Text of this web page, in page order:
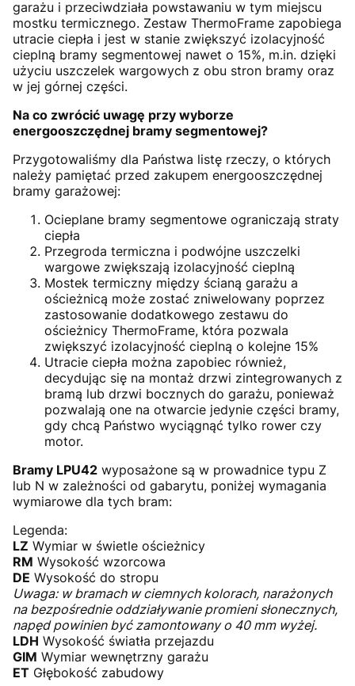
garażu i przeciwdziała powstawaniu w tym miejscu
mostku termicznego. Zestaw ThermoFrame zapobiega
utracie ciepła i jest w stanie zwiększyć izolacyjność
cieplną bramy segmentowej nawet o 15%, m.in. dzięki
użyciu uszczelek wargowych z obu stron bramy oraz
w jej górnej części.
Na co zwrócić uwagę przy wyborze
energooszczędnej bramy segmentowej?
Przygotowaliśmy dla Państwa listę rzeczy, o których
należy pamiętać przed zakupem energooszczędnej
bramy garażowej:
Ocieplane bramy segmentowe ograniczają straty
ciepła
Przegroda termiczna i podwójne uszczelki
wargowe zwiększają izolacyjność cieplną
Mostek termiczny między ścianą garażu a
ościeżnicą może zostać zniwelowany poprzez
zastosowanie dodatkowego zestawu do
ościeżnicy ThermoFrame, która pozwala
zwiększyć izolacyjność cieplną o kolejne 15%
Utracie ciepła można zapobiec również,
decydując się na montaż drzwi zintegrowanych z
bramą lub drzwi bocznych do garażu, ponieważ
pozwalają one na otwarcie jedynie części bramy,
gdy chcą Państwo wyciągnąć tylko rower czy
motor.
Bramy LPU42 wyposażone są w prowadnice typu Z
lub N w zależności od gabarytu, poniżej wymagania
wymiarowe dla tych bram:
Legenda:
LZ Wymiar w świetle ościeżnicy
RM Wysokość wzorcowa
DE Wysokość do stropu
Uwaga: w bramach w ciemnych kolorach, narażonych
na bezpośrednie oddziaływanie promieni słonecznych,
napęd powinien być zamontowany o 40 mm wyżej.
LDH Wysokość światła przejazdu
GIM Wymiar wewnętrzny garażu
ET Głębokość zabudowy